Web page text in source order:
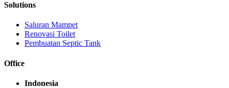
Solutions
Saluran Mampet
Renovasi Toilet
Pembuatan Septic Tank
Office
Indonesia